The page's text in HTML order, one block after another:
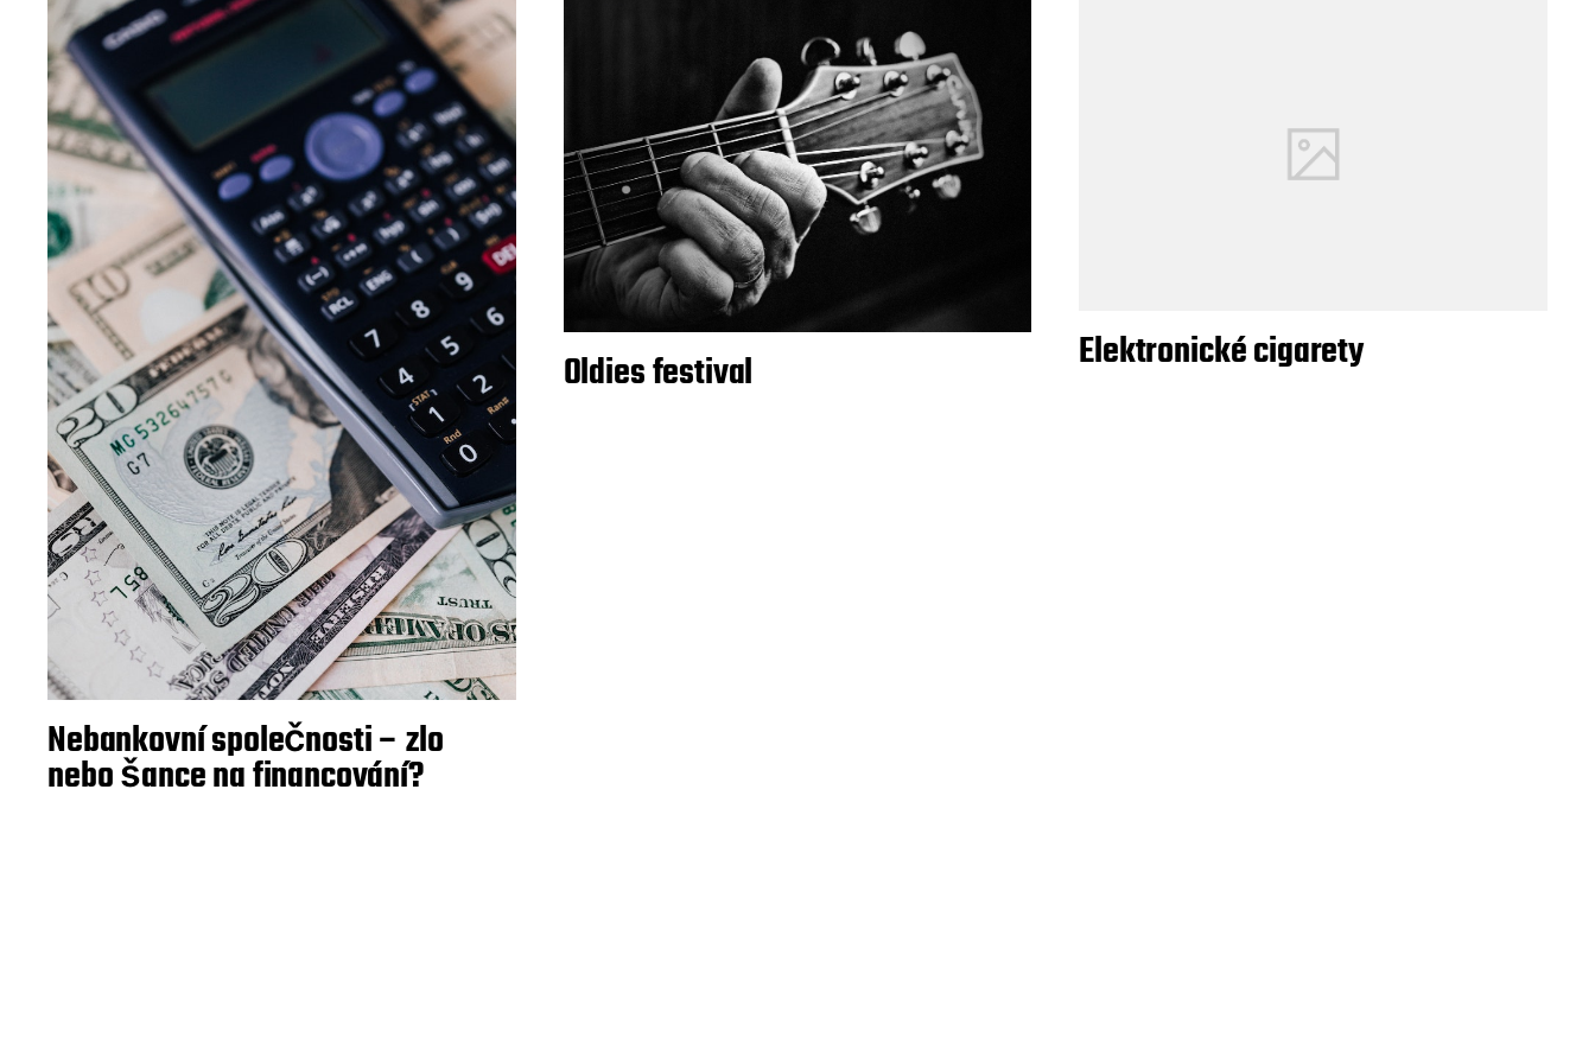
Nebankovní společnosti – zlo
nebo šance na financování?
Oldies festival Elektronické cigarety